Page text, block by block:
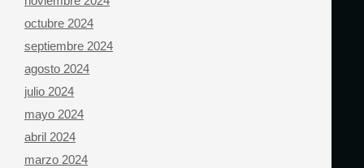
octubre 2024
septiembre 2024
agosto 2024
julio 2024
mayo 2024
abril 2024
marzo 2024